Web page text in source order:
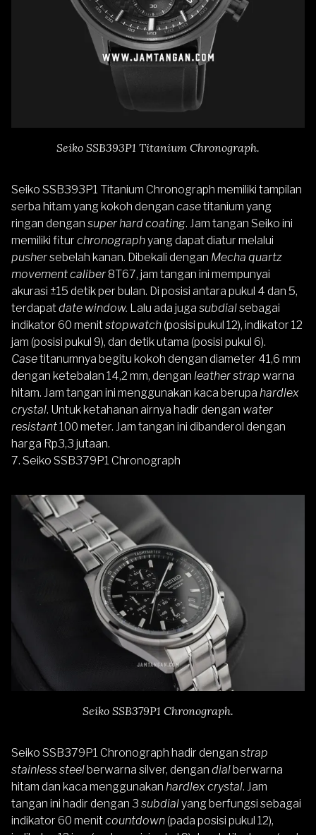
Seiko SSB393P1 Titanium Chronograph.
Seiko SSB393P1 Titanium Chronograph memiliki tampilan
serba hitam yang kokoh dengan casetitanium yang
ringan dengan super hard coating. Jam tangan Seiko ini
memiliki fitur chronographyang dapat diatur melalui
pushersebelah kanan. Dibekali dengan Mecha quartz
movement caliber8T67, jam tangan ini mempunyai
akurasi ±15 detik per bulan. Di posisi antara pukul 4 dan 5,
terdapatdate window. Lalu ada juga subdialsebagai
indikator 60 menitstopwatch(posisi pukul 12), indikator 12
jam (posisi pukul 9), dan detik utama (posisi pukul 6).
Casetitanumnya begitu kokoh dengan diameter 41,6 mm
dengan ketebalan 14,2 mm, dengan leather strap warna
hitam. Jam tangan ini menggunakan kaca berupa hardlex
crystal. Untuk ketahanan airnya hadir dengan water
resistant100 meter. Jam tangan ini dibanderol dengan
harga Rp3,3 jutaan.
7. Seiko SSB379P1 Chronograph
Seiko SSB379P1 Chronograph.
Seiko SSB379P1 Chronograph hadir dengan strap
stainless steelberwarna silver, dengan dialberwarna
hitam dan kaca menggunakan hardlex crystal. Jam
tangan ini hadir dengan 3 subdialyang berfungsi sebagai
indikator 60 menitcountdown(pada posisi pukul 12),